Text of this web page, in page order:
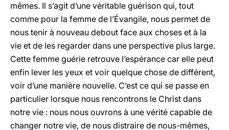
mêmes. Il s’agit d’une véritable guérison qui, tout
comme pour la femme de l’Évangile, nous permet de
nous tenir à nouveau debout face aux choses et à la
vie et de les regarder dans une perspective plus large.
Cette femme guérie retrouve l’espérance car elle peut
enfin lever les yeux et voir quelque chose de différent,
voir d’une manière nouvelle. C’est ce qui se passe en
particulier lorsque nous rencontrons le Christ dans
notre vie : nous nous ouvrons à une vérité capable de
changer notre vie, de nous distraire de nous-mêmes,